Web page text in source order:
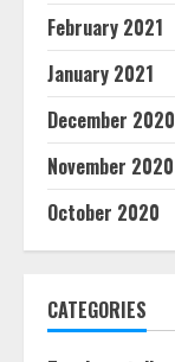
February 2021
January 2021
December 2020
November 2020
October 2020
CATEGORIES